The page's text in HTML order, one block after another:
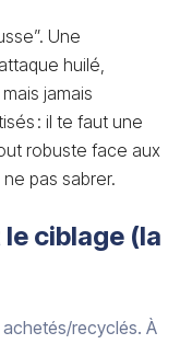
Une
huilé,
jamais
: il te faut une
robuste face aux
pas sabrer.
le ciblage (la
recyclés. À